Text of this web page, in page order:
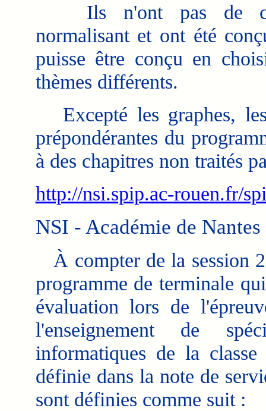
Ils n'ont pas de
normalisant et ont été
puisse être conçu en
thèmes différents.
Excepté les graphes,
prépondérantes du
à des chapitres non traités
http://nsi.spip.ac-rouen.fr/
NSI - Académie de Nantes
À compter de la session
programme de terminale
évaluation lors de
l'enseignement de
informatiques de la
définie dans la note de
sont définies comme suit :